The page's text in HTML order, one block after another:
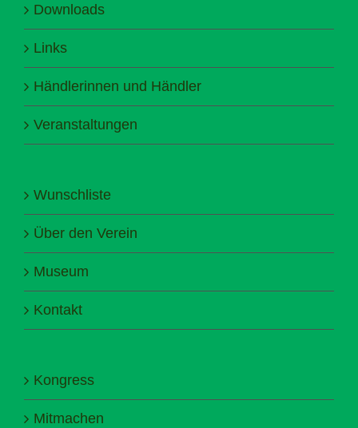
Downloads
Links
Händlerinnen und Händler
Veranstaltungen
Wunschliste
Über den Verein
Museum
Kontakt
Kongress
Mitmachen